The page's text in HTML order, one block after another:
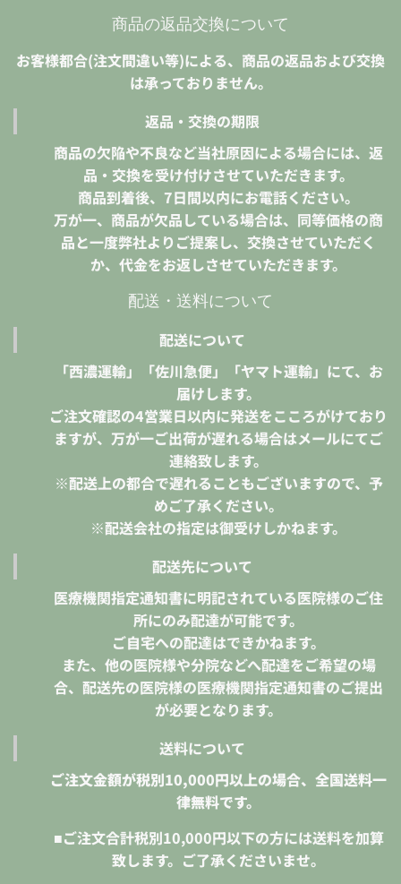
商品の返品交換について
お客様都合(注文間違い等)による、商品の返品および交換
は承っておりません。
返品・交換の期限
商品の欠陥や不良など当社原因による場合には、返
品・交換を受け付けさせていただきます。
商品到着後、7日間以内にお電話ください。
万が一、商品が欠品している場合は、同等価格の商
品と一度弊社よりご提案し、交換させていただく
か、代金をお返しさせていただきます。
配送・送料について
配送について
「西濃運輸」「佐川急便」「ヤマト運輸」にて、お
届けします。
ご注文確認の4営業日以内に発送をこころがけており
ますが、万が一ご出荷が遅れる場合はメールにてご
連絡致します。
※配送上の都合で遅れることもございますので、予
めご了承ください。
※配送会社の指定は御受けしかねます。
配送先について
医療機関指定通知書に明記されている医院様のご住
所にのみ配達が可能です。
ご自宅への配達はできかねます。
また、他の医院様や分院などへ配達をご希望の場
合、配送先の医院様の医療機関指定通知書のご提出
が必要となります。
送料について
ご注文金額が税別10,000円以上の場合、全国送料一
律無料です。
■ご注文合計税別10,000円以下の方には送料を加算
致します。ご了承くださいませ。